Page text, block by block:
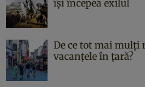
îşi începea exilul
De ce tot mai mulți
vacanțele în țară?